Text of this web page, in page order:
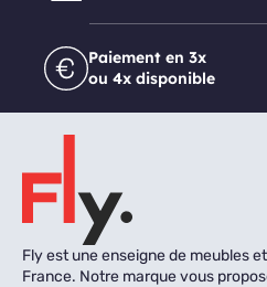
Paiement en 3x
ou 4x disponible
Fly est une enseigne de meubles
France. Notre marque vous